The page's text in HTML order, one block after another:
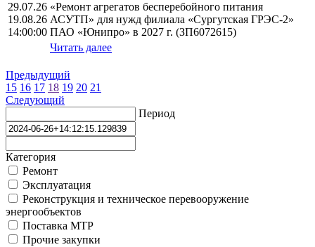
29.07.26
19.08.26
14:00:00
«Ремонт агрегатов бесперебойного питания
АСУТП» для нужд филиала «Сургутская ГРЭС-2»
ПАО «Юнипро» в 2027 г. (ЗП6072615)
Читать далее
Предыдущий
15 16 17 18 19 20 21
Следующий
Период
Категория
Ремонт
Эксплуатация
Реконструкция и техническое перевооружение
энергообъектов
Поставка МТР
Прочие закупки